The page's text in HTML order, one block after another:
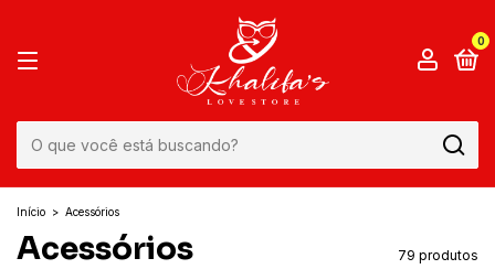
0
Início > Acessórios
Acessórios 79 produtos